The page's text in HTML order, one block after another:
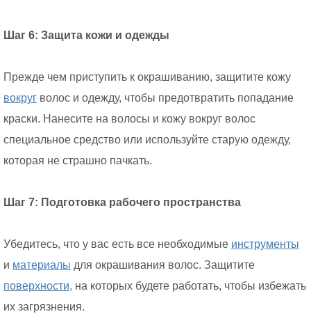
Шаг 6: Защита кожи и одежды
Прежде чем приступить к окрашиванию, защитите кожу
вокруг волос и одежду, чтобы предотвратить попадание
краски. Нанесите на волосы и кожу вокруг волос
специальное средство или используйте старую одежду,
которая не страшно пачкать.
Шаг 7: Подготовка рабочего пространства
Убедитесь, что у вас есть все необходимые инструменты
и материалы для окрашивания волос. Защитите
поверхности, на которых будете работать, чтобы избежать
их загрязнения.